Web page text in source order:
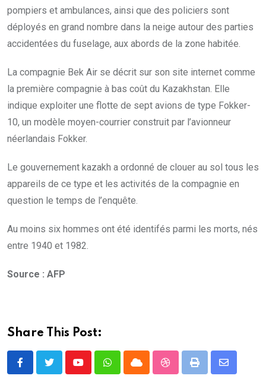
pompiers et ambulances, ainsi que des policiers sont
déployés en grand nombre dans la neige autour des parties
accidentées du fuselage, aux abords de la zone habitée.
La compagnie Bek Air se décrit sur son site internet comme
la première compagnie à bas coût du Kazakhstan. Elle
indique exploiter une flotte de sept avions de type Fokker-
10, un modèle moyen-courrier construit par l’avionneur
néerlandais Fokker.
Le gouvernement kazakh a ordonné de clouer au sol tous les
appareils de ce type et les activités de la compagnie en
question le temps de l’enquête.
Au moins six hommes ont été identifés parmi les morts, nés
entre 1940 et 1982.
Source : AFP
Share This Post:
YoutubeWhatsappCloud StumbleUpon
Print
Share